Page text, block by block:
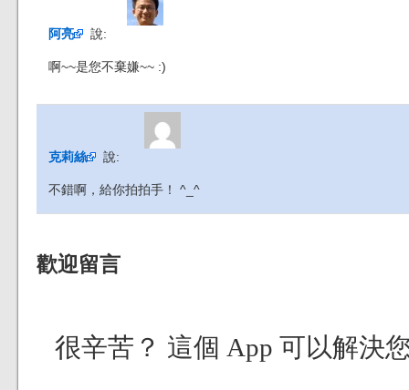
阿亮 說:
啊~~是您不棄嫌~~ :)
克莉絲 說:
不錯啊，給你拍拍手！ ^_^
歡迎留言
很辛苦？ 這個 App 可以解決